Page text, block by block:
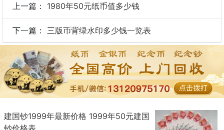
上一篇： 1980年50元纸币值多少钱
下一篇： 三版币背绿水印多少钱一览表
建国钞1999年最新价格 1999年50元建国